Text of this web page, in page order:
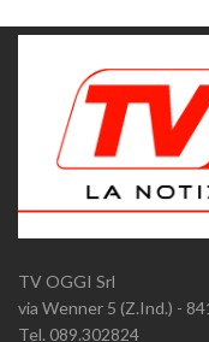
TV OGGI Srl
via Wenner 5 (Z.Ind.) -
Tel. 089.302824